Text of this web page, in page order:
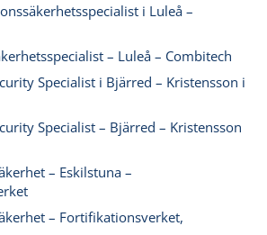
i Luleå –
– Luleå – Combitech
Specialist i Bjärred – Kristensson i
Specialist – Bjärred – Kristensson
– Eskilstuna –
– Fortifikationsverket,